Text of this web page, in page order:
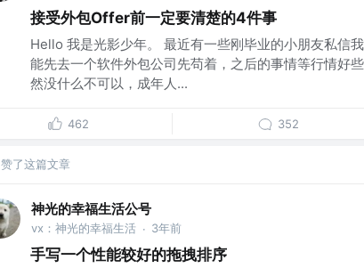
接受外包Offer前一定要清楚的4件事
Hello 我是光影少年。 最近有一些刚毕业的小朋友私信
能先去一个软件外包公司先苟着，之后的事情等行情好
然没什么不可以，成年人...
462 352
赞了这篇文章
神光的幸福生活公号
vx：神光的幸福生活 · 3年前
手写一个性能较好的拖拽排序